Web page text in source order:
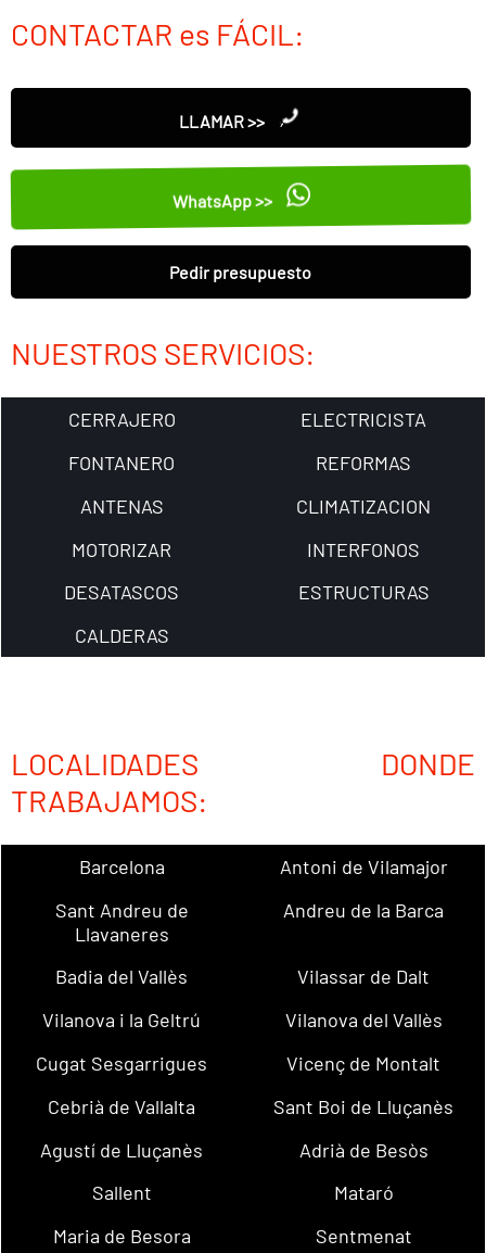
CONTACTAR es FÁCIL:
LLAMAR >>
WhatsApp >>
Pedir presupuesto
NUESTROS SERVICIOS:
CERRAJERO
ELECTRICISTA
FONTANERO
REFORMAS
ANTENAS
CLIMATIZACION
MOTORIZAR
INTERFONOS
DESATASCOS
ESTRUCTURAS
CALDERAS
LOCALIDADES DONDE
TRABAJAMOS:
Barcelona
Antoni de Vilamajor
Sant Andreu de
Llavaneres
Andreu de la Barca
Badia del Vallès
Vilassar de Dalt
Vilanova i la Geltrú
Vilanova del Vallès
Cugat Sesgarrigues
Vicenç de Montalt
Cebrià de Vallalta
Sant Boi de Lluçanès
Agustí de Lluçanès
Adrià de Besòs
Sallent
Mataró
Maria de Besora
Sentmenat